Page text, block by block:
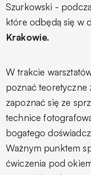
Szurkowski -
które odbędą się w
Krakowie.
W trakcie
poznać teoretyczne
zapoznać się ze
technice
bogatego
Ważnym punktem
ćwiczenia pod